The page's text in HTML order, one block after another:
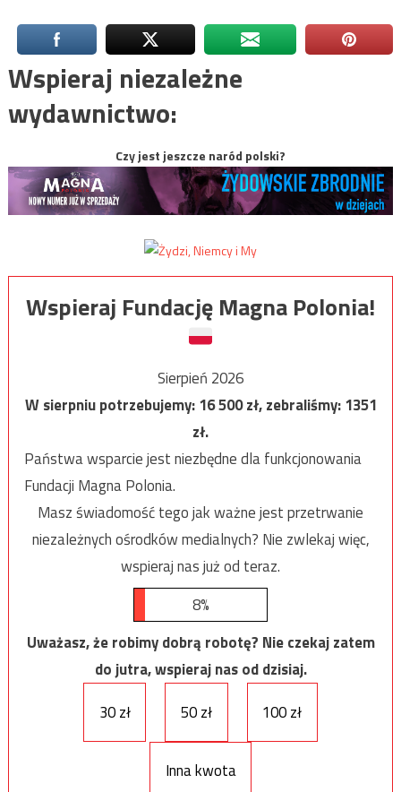
Wspieraj niezależne
wydawnictwo:
Czy jest jeszcze naród polski?
Wspieraj Fundację Magna Polonia!
Sierpień 2026
W sierpniu potrzebujemy:16 500zł, zebraliśmy:1351
zł.
Państwa wsparcie jest niezbędne dla funkcjonowania
Fundacji Magna Polonia.
Masz świadomość tego jak ważne jest przetrwanie
niezależnych ośrodków medialnych? Nie zwlekaj więc,
wspieraj nas już od teraz.
8%
Uważasz, że robimy dobrą robotę? Nie czekaj zatem
do jutra, wspieraj nas od dzisiaj.
30 zł
50 zł 100 zł
Inna kwota